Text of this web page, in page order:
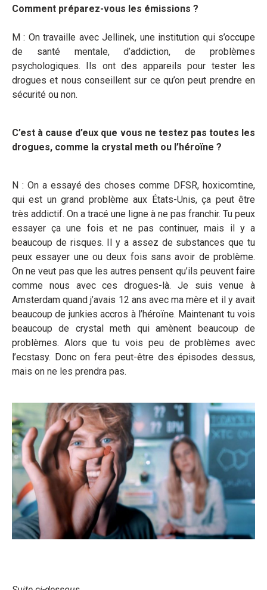
Comment préparez-vous les émissions ?
M : On travaille avec Jellinek, une institution qui s’occupe
de santé mentale, d’addiction, de problèmes
psychologiques. Ils ont des appareils pour tester les
drogues et nous conseillent sur ce qu’on peut prendre en
sécurité ou non.
C’est à cause d’eux que vous ne testez pas toutes les
drogues, comme la crystal meth ou l’héroïne ?
N : On a essayé des choses comme DFSR, hoxicomtine,
qui est un grand problème aux États-Unis, ça peut être
très addictif. On a tracé une ligne à ne pas franchir. Tu peux
essayer ça une fois et ne pas continuer, mais il y a
beaucoup de risques. Il y a assez de substances que tu
peux essayer une ou deux fois sans avoir de problème.
On ne veut pas que les autres pensent qu’ils peuvent faire
comme nous avec ces drogues-là. Je suis venue à
Amsterdam quand j’avais 12 ans avec ma mère et il y avait
beaucoup de junkies accros à l’héroïne. Maintenant tu vois
beaucoup de crystal meth qui amènent beaucoup de
problèmes. Alors que tu vois peu de problèmes avec
l’ecstasy. Donc on fera peut-être des épisodes dessus,
mais on ne les prendra pas.